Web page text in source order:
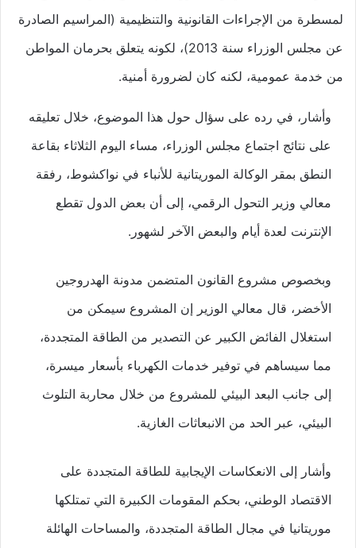
لمسطرة من الإجراءات القانونية والتنظيمية (المراسيم الصادرة
عن مجلس الوزراء سنة 2013)، لكونه يتعلق بحرمان المواطن
من خدمة عمومية، لكنه كان لضرورة أمنية.
وأشار، في رده على سؤال حول هذا الموضوع، خلال تعليقه
على نتائج اجتماع مجلس الوزراء، مساء اليوم الثلاثاء بقاعة
النطق بمقر الوكالة الموريتانية للأنباء في نواكشوط، رفقة
معالي وزير التحول الرقمي، إلى أن بعض الدول تقطع
الإنترنت لعدة أيام والبعض الآخر لشهور.
وبخصوص مشروع القانون المتضمن مدونة الهدروجين
الأخضر، قال معالي الوزير إن المشروع سيمكن من
استغلال الفائض الكبير عن التصدير من الطاقة المتجددة،
مما سيساهم في توفير خدمات الكهرباء بأسعار ميسرة،
إلى جانب البعد البيئي للمشروع من خلال محاربة التلوث
البيئي، عبر الحد من الانبعاثات الغازية.
وأشار إلى الانعكاسات الإيجابية للطاقة المتجددة على
الاقتصاد الوطني، بحكم المقومات الكبيرة التي تمتلكها
موريتانيا في مجال الطاقة المتجددة، والمساحات الهائلة